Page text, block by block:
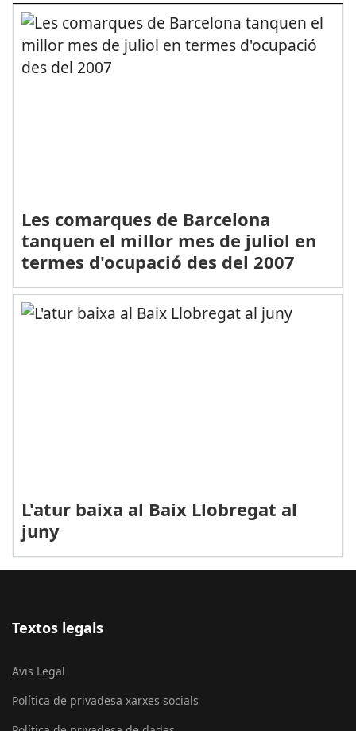
Les comarques de Barcelona
tanquen el millor mes de juliol en
termes d'ocupació des del 2007
L'atur baixa al Baix Llobregat al
juny
Textos legals
Avis Legal
Política de privadesa xarxes socials